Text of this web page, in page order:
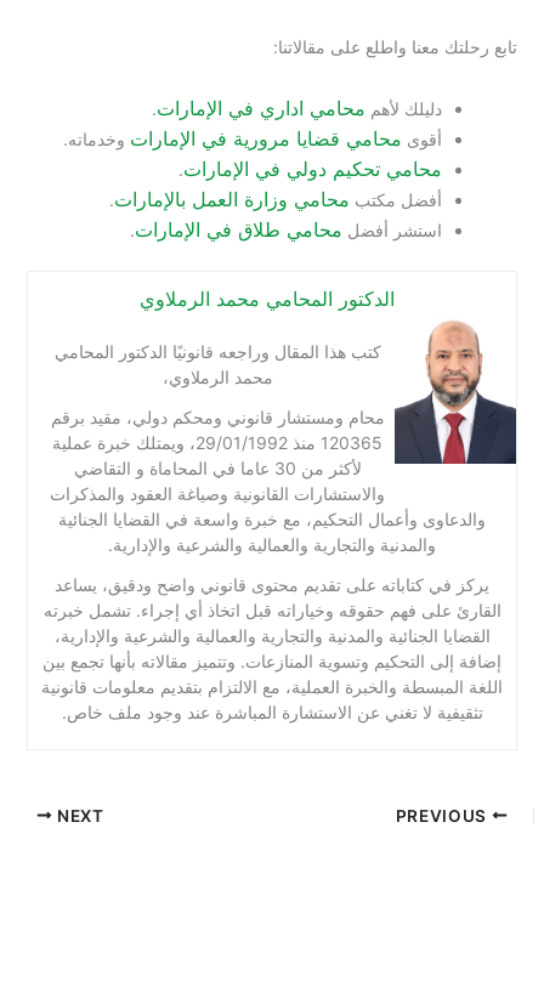
تابع رحلتك معنا واطلع على مقالاتنا:
دليلك لأهم محامي اداري في الإمارات.
أقوى محامي قضايا مرورية في الإمارات وخدماته.
محامي تحكيم دولي في الإمارات.
أفضل مكتب محامي وزارة العمل بالإمارات.
استشر أفضل محامي طلاق في الإمارات.
الدكتور المحامي محمد الرملاوي
كتب هذا المقال وراجعه قانونيًا الدكتور المحامي
محمد الرملاوي،
محام ومستشار قانوني ومحكم دولي، مقيد برقم
120365 منذ 29/01/1992، ويمتلك خبرة عملية
لأكثر من 30 عاما في المحاماة و التقاضي
والاستشارات القانونية وصياغة العقود والمذكرات
والدعاوى وأعمال التحكيم، مع خبرة واسعة في القضايا الجنائية
والمدنية والتجارية والعمالية والشرعية والإدارية.
يركز في كتاباته على تقديم محتوى قانوني واضح ودقيق، يساعد
القارئ على فهم حقوقه وخياراته قبل اتخاذ أي إجراء. تشمل خبرته
القضايا الجنائية والمدنية والتجارية والعمالية والشرعية والإدارية،
إضافة إلى التحكيم وتسوية المنازعات. وتتميز مقالاته بأنها تجمع بين
اللغة المبسطة والخبرة العملية، مع الالتزام بتقديم معلومات قانونية
تثقيفية لا تغني عن الاستشارة المباشرة عند وجود ملف خاص.
NEXT